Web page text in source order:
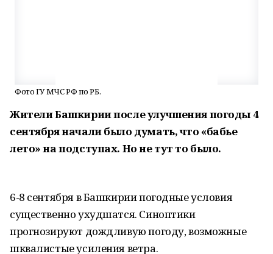
Фото ГУ МЧС РФ по РБ.
Жители Башкирии после улучшения погоды 4
сентября начали было думать, что «бабье
лето» на подступах. Но не тут то было.
6-8 сентября в Башкирии погодные условия
существенно ухудшатся. Синоптики
прогнозируют дождливую погоду, возможные
шквалистые усиления ветра.